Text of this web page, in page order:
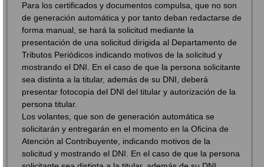
Para los certificados y documentos compulsa, que no son
de generación automática y por tanto deban redactarse de
forma manual, se hará la solicitud mediante la
presentación de una solicitud dirigida al Departamento de
Tributos Periódicos indicando motivos de la solicitud y
mostrando el DNI. En el caso de que la persona solicitante
sea distinta a la titular, además de su DNI, deberá
presentar fotocopia del DNI del titular y autorización de la
persona titular.
Los volantes, que son de generación automática se
solicitarán y entregarán en el momento en la Oficina de
Atención al Contribuyente, indicando motivos de la
solicitud y mostrando el DNI. En el caso de que la persona